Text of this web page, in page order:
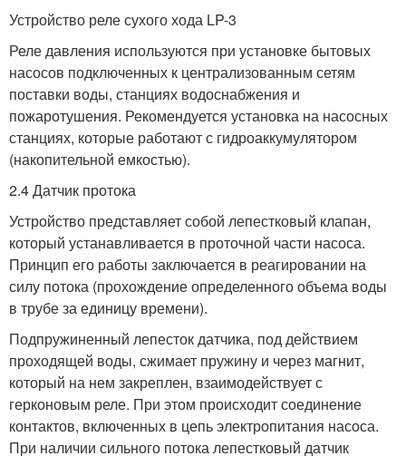
Устройство реле сухого хода LP-3
Реле давления используются при установке бытовых
насосов подключенных к централизованным сетям
поставки воды, станциях водоснабжения и
пожаротушения. Рекомендуется установка на насосных
станциях, которые работают с гидроаккумулятором
(накопительной емкостью).
2.4 Датчик протока
Устройство представляет собой лепестковый клапан,
который устанавливается в проточной части насоса.
Принцип его работы заключается в реагировании на
силу потока (прохождение определенного объема воды
в трубе за единицу времени).
Подпружиненный лепесток датчика, под действием
проходящей воды, сжимает пружину и через магнит,
который на нем закреплен, взаимодействует с
герконовым реле. При этом происходит соединение
контактов, включенных в цепь электропитания насоса.
При наличии сильного потока лепестковый датчик